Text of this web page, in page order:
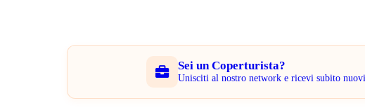
Sei un Coperturista?
Unisciti al nostro network e ricevi subito